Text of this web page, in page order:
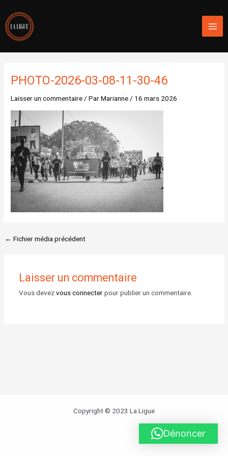
contenu
PHOTO-2026-03-08-11-30-46
Laisser un commentaire/ ParMarianne/ 16 mars 2026
← Fichier média précédent
Laisser un commentaire
Vous devezvous connecterpour publier un commentaire.
Copyright © 2023 La Ligue
Dénoncer